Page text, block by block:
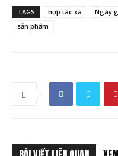
TAGS hợp tác xã
Ngày
sản phẩm